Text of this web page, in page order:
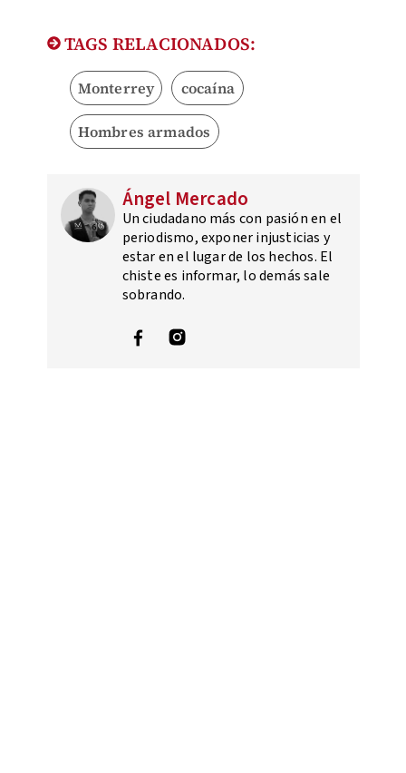
TAGS RELACIONADOS:
Monterrey cocaína
Hombres armados
Ángel Mercado
Un ciudadano más con pasión en el
periodismo, exponer injusticias y
estar en el lugar de los hechos. El
chiste es informar, lo demás sale
sobrando.